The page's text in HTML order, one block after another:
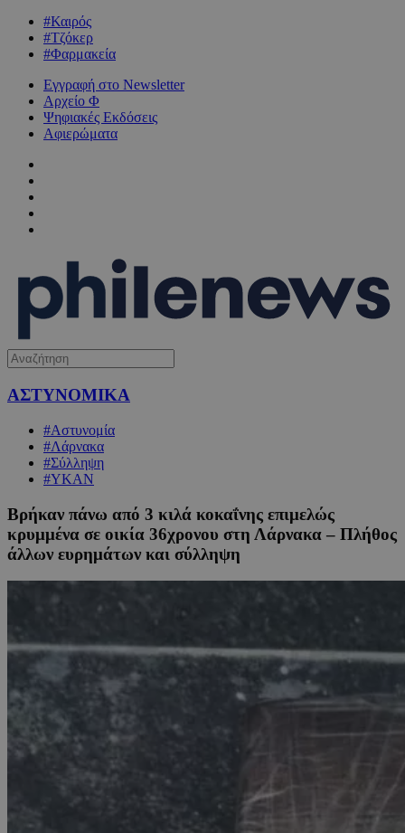
#Καιρός
#Τζόκερ
#Φαρμακεία
Εγγραφή στο Newsletter
Αρχείο Φ
Ψηφιακές Εκδόσεις
Αφιερώματα
ΑΣΤΥΝΟΜΙΚΑ
#Αστυνομία
#Λάρνακα
#Σύλληψη
#ΥΚΑΝ
Βρήκαν πάνω από 3 κιλά κοκαΐνης επιμελώς
κρυμμένα σε οικία 36χρονου στη Λάρνακα – Πλήθος
άλλων ευρημάτων και σύλληψη